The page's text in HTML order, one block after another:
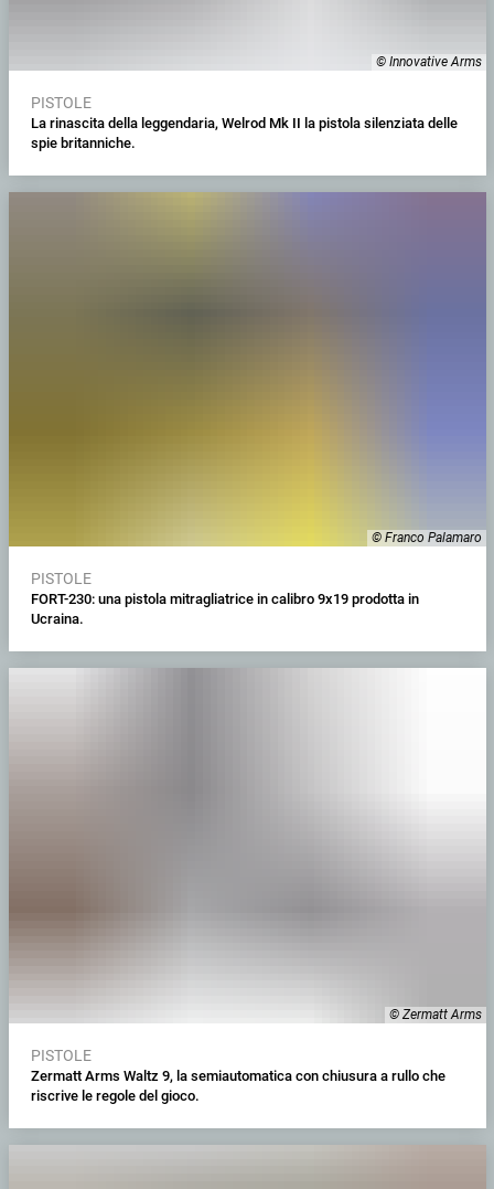
© Innovative Arms
PISTOLE
La rinascita della leggendaria, Welrod Mk II la pistola silenziata delle
spie britanniche.
© Franco Palamaro
PISTOLE
FORT-230: una pistola mitragliatrice in calibro 9x19 prodotta in
Ucraina.
© Zermatt Arms
PISTOLE
Zermatt Arms Waltz 9, la semiautomatica con chiusura a rullo che
riscrive le regole del gioco.